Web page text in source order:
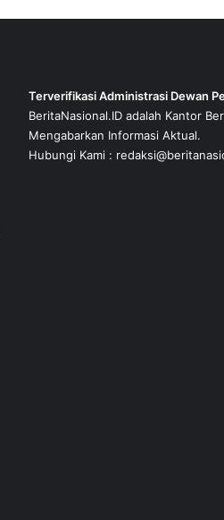
Terverifikasi Administrasi Dewan
BeritaNasional.ID adalah Kantor
Mengabarkan Informasi Aktual.
Hubungi Kami :